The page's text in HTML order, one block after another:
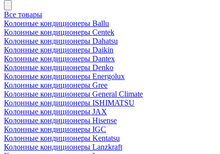
Все товары
Колонные кондиционеры Ballu
Колонные кондиционеры Centek
Колонные кондиционеры Dahatsu
Колонные кондиционеры Daikin
Колонные кондиционеры Dantex
Колонные кондиционеры Denko
Колонные кондиционеры Energolux
Колонные кондиционеры Gree
Колонные кондиционеры General Climate
Колонные кондиционеры ISHIMATSU
Колонные кондиционеры JAX
Колонные кондиционеры Hisense
Колонные кондиционеры IGC
Колонные кондиционеры Kentatsu
Колонные кондиционеры Lanzkraft